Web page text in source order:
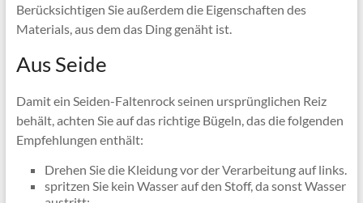
Berücksichtigen Sie außerdem die Eigenschaften des
Materials, aus dem das Ding genäht ist.
Aus Seide
Damit ein Seiden-Faltenrock seinen ursprünglichen Reiz
behält, achten Sie auf das richtige Bügeln, das die folgenden
Empfehlungen enthält:
Drehen Sie die Kleidung vor der Verarbeitung auf links.
spritzen Sie kein Wasser auf den Stoff, da sonst Wasser